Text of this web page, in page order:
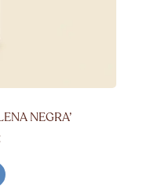
NEGRA’